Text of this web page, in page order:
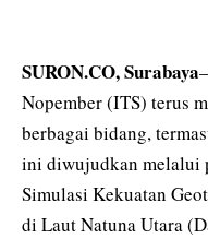
SURON.CO, Surabaya
Nopember (ITS) terus
berbagai bidang,
ini diwujudkan melalui
Simulasi Kekuatan
di Laut Natuna Utara